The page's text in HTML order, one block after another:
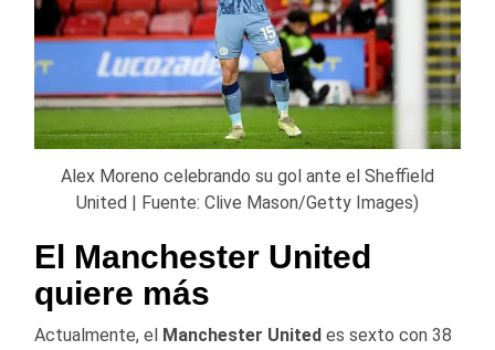
Alex Moreno celebrando su gol ante el Sheffield
United | Fuente: Clive Mason/Getty Images)
El Manchester United
quiere más
Actualmente, el Manchester United es sexto con 38